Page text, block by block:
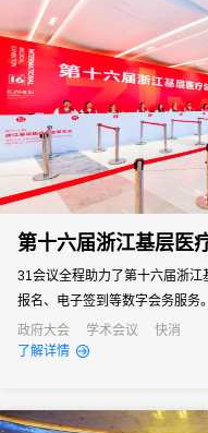
第十六届浙江基层医
31会议全程助力了第十六届浙
报名、电子签到等数字会务服务
的双重签到组合。
政府大会 学术会议
快消
了解详情